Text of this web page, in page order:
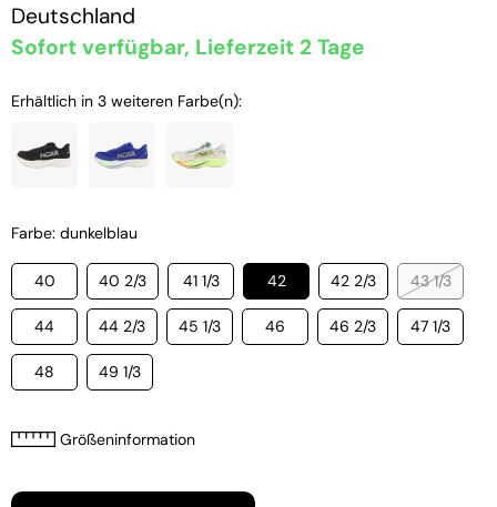
Deutschland
Sofort verfügbar, Lieferzeit 2 Tage
Erhältlich in 3 weiteren Farbe(n):
Farbe: dunkelblau
40 40 2/3 41 1/3 42 42 2/3 43 1/3
44 44 2/3 45 1/3 46 46 2/3 47 1/3
48 49 1/3
Größeninformation